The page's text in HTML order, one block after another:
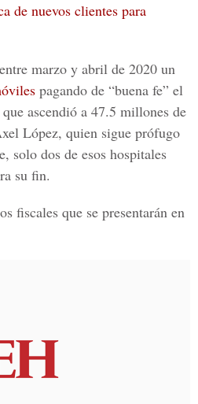
de nuevos clientes para
marzo y abril de 2020 un
pagando de “buena fe” el
ascendió a 47.5 millones de
López, quien sigue prófugo
solo dos de esos hospitales
su fin.
fiscales que se presentarán en